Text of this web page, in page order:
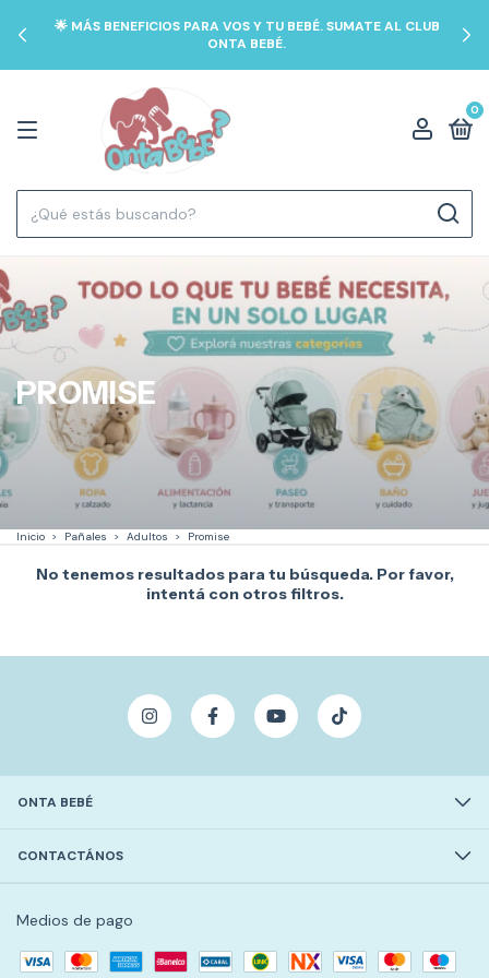
🌟 MÁS BENEFICIOS PARA VOS Y TU BEBÉ. SUMATE AL CLUB
ONTA BEBÉ.
0
PROMISE
Inicio > Pañales > Adultos > Promise
No tenemos resultados para tu búsqueda. Por favor,
intentá con otros filtros.
ONTA BEBÉ
CONTACTÁNOS
Medios de pago